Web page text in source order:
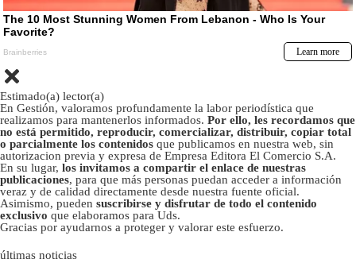
Estimado(a) lector(a)
En Gestión, valoramos profundamente la labor periodística que
realizamos para mantenerlos informados. Por ello, les recordamos que
no está permitido, reproducir, comercializar, distribuir, copiar total
o parcialmente los contenidos que publicamos en nuestra web, sin
autorizacion previa y expresa de Empresa Editora El Comercio S.A.
En su lugar, los invitamos a compartir el enlace de nuestras
publicaciones, para que más personas puedan acceder a información
veraz y de calidad directamente desde nuestra fuente oficial.
Asimismo, pueden suscribirse y disfrutar de todo el contenido
exclusivo que elaboramos para Uds.
Gracias por ayudarnos a proteger y valorar este esfuerzo.
últimas noticias